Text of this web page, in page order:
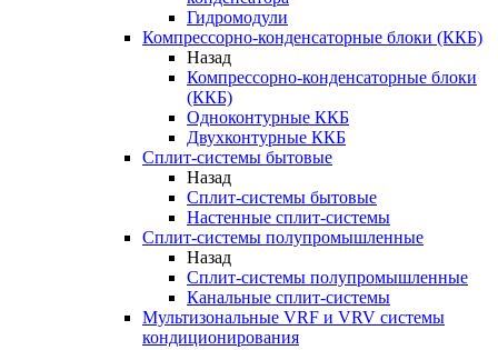
Гидромодули
Компрессорно-конденсаторные блоки (ККБ)
Назад
Компрессорно-конденсаторные блоки
(ККБ)
Одноконтурные ККБ
Двухконтурные ККБ
Сплит-системы бытовые
Назад
Сплит-системы бытовые
Настенные сплит-системы
Сплит-системы полупромышленные
Назад
Сплит-системы полупромышленные
Канальные сплит-системы
Мультизональные VRF и VRV системы
кондиционирования